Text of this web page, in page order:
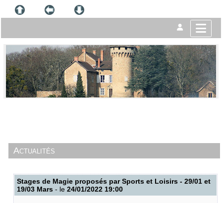
Actualités
Stages de Magie proposés par Sports et Loisirs - 29/01 et
19/03 Mars - le 24/01/2022 19:00